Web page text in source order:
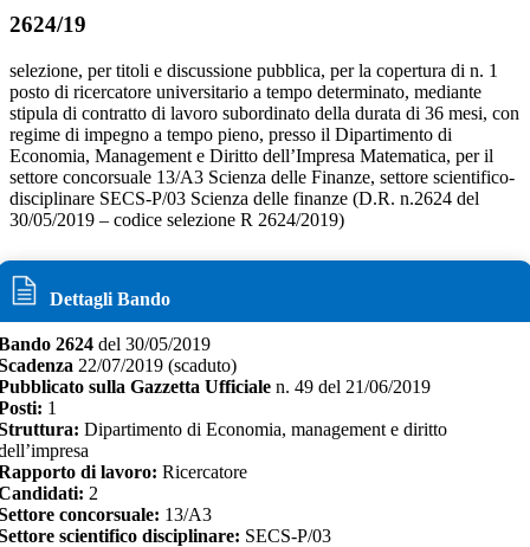
2624/19
selezione, per titoli e discussione pubblica, per la copertura di n. 1
posto di ricercatore universitario a tempo determinato, mediante
stipula di contratto di lavoro subordinato della durata di 36 mesi, con
regime di impegno a tempo pieno, presso il Dipartimento di
Economia, Management e Diritto dell’Impresa Matematica, per il
settore concorsuale 13/A3 Scienza delle Finanze, settore scientifico-
disciplinare SECS-P/03 Scienza delle finanze (D.R. n.2624 del
30/05/2019 – codice selezione R 2624/2019)
Dettagli Bando
2624 del 30/05/2019
22/07/2019 (scaduto)
sulla Gazzetta Ufficiale n. 49 del 21/06/2019
1
Dipartimento di Economia, management e diritto
di lavoro: Ricercatore
2
concorsuale: 13/A3
scientifico disciplinare: SECS-P/03